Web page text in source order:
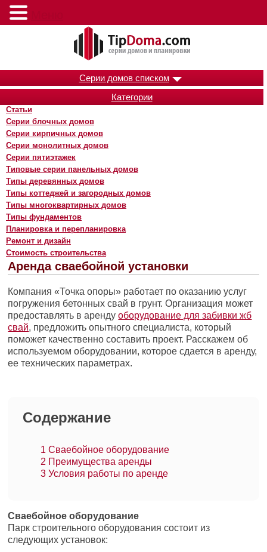
Серии домов списком
Категории
Статьи
Серии блочных домов
Серии кирпичных домов
Серии монолитных домов
Серии пятиэтажек
Типовые серии панельных домов
Типы деревянных домов
Типы коттеджей и загородных домов
Типы многоквартирных домов
Типы фундаментов
Планировка и перепланировка
Ремонт и дизайн
Стоимость строительства
Аренда сваебойной установки
Компания «Точка опоры» работает по оказанию услуг
погружения бетонных свай в грунт. Организация может
предоставлять в арендуоборудование для забивки жб
свай, предложить опытного специалиста, который
поможет качественно составить проект. Расскажем об
используемом оборудовании, которое сдается в аренду,
ее технических параметрах.
Содержание
1 Сваебойное оборудование
2 Преимущества аренды
3 Условия работы по аренде
Сваебойное оборудование
Парк строительного оборудования состоит из
следующих установок: